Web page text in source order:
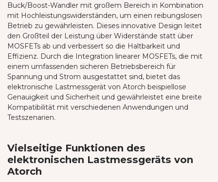
Buck/Boost-Wandler mit großem Bereich in Kombination
mit Hochleistungswiderständen, um einen reibungslosen
Betrieb zu gewährleisten. Dieses innovative Design leitet
den Großteil der Leistung über Widerstände statt über
MOSFETs ab und verbessert so die Haltbarkeit und
Effizienz. Durch die Integration linearer MOSFETs, die mit
einem umfassenden sicheren Betriebsbereich für
Spannung und Strom ausgestattet sind, bietet das
elektronische Lastmessgerät von Atorch beispiellose
Genauigkeit und Sicherheit und gewährleistet eine breite
Kompatibilität mit verschiedenen Anwendungen und
Testszenarien.
Vielseitige Funktionen des
elektronischen Lastmessgeräts von
Atorch